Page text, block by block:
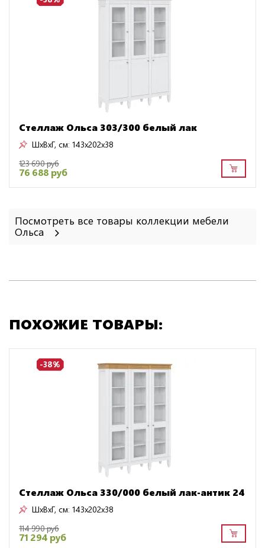
Стеллаж Ольса 303/300 белый лак
ШxВxГ, см: 143x202x38
123 690 руб
76 688 руб
Посмотреть все товары коллекции мебели
Ольса
ПОХОЖИЕ ТОВАРЫ:
-38%
Стеллаж Ольса 330/000 белый лак-антик 24
ШxВxГ, см: 143x202x38
114 990 руб
71 294 руб